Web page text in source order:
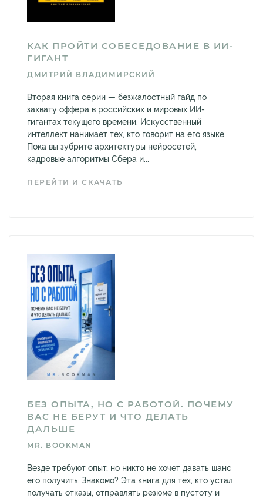
КАК ПРОЙТИ СОБЕСЕДОВАНИЕ В ИИ-
ГИГАНТ
ДМИТРИЙ ВЛАДИМИРСКИЙ
Вторая книга серии — безжалостный гайд по
захвату оффера в российских и мировых ИИ-
гигантах текущего времени. Искусственный
интеллект нанимает тех, кто говорит на его языке.
Пока вы зубрите архитектуры нейросетей,
кадровые алгоритмы Сбера и...
ПЕРЕЙТИ И СКАЧАТЬ
БЕЗ ОПЫТА, НО С РАБОТОЙ. ПОЧЕМУ
ВАС НЕ БЕРУТ И ЧТО ДЕЛАТЬ
ДАЛЬШЕ
MR. BOOKMAN
Везде требуют опыт, но никто не хочет давать шанс
его получить. Знакомо? Эта книга для тех, кто устал
получать отказы, отправлять резюме в пустоту и